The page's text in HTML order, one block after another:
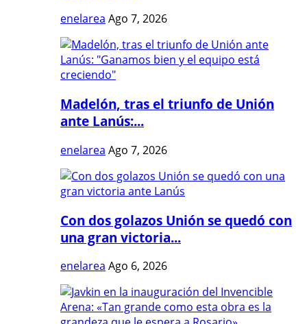
enelarea Ago 7, 2026
Madelón, tras el triunfo de Unión
ante Lanús:...
enelarea Ago 7, 2026
Con dos golazos Unión se quedó con
una gran victoria...
enelarea Ago 6, 2026